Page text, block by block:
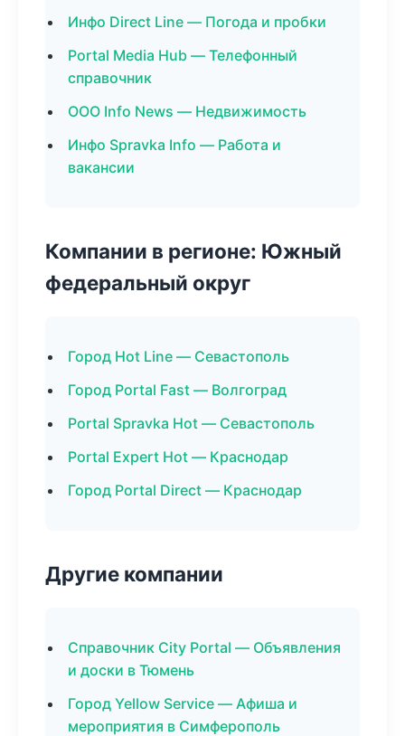
Инфо Direct Line — Погода и пробки
Portal Media Hub — Телефонный
справочник
ООО Info News — Недвижимость
Инфо Spravka Info — Работа и
вакансии
Компании в регионе: Южный
федеральный округ
Город Hot Line — Севастополь
Город Portal Fast — Волгоград
Portal Spravka Hot — Севастополь
Portal Expert Hot — Краснодар
Город Portal Direct — Краснодар
Другие компании
Справочник City Portal — Объявления
и доски в Тюмень
Город Yellow Service — Афиша и
мероприятия в Симферополь